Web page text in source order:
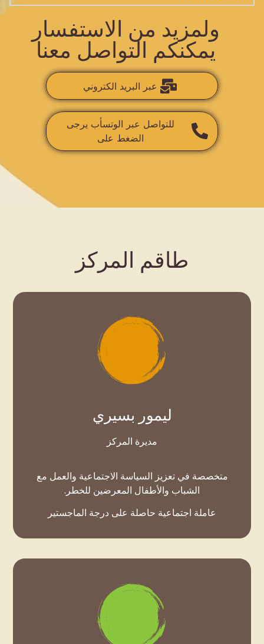
ولمزيد من الاستفسار
يمكنكم التواصل معنا
عبر البريد الكتروني
للتواصل عبر الوتسأب يرجى
الضغط على
طاقم المركز
ليمور بسيري
مديرة المركز
متخصصة في تعزيز السياسة الاجتماعية والعمل مع
الشباب والأطفال المعرضين للخطر.
عاملة اجتماعية حاصلة على درجة الماجستير